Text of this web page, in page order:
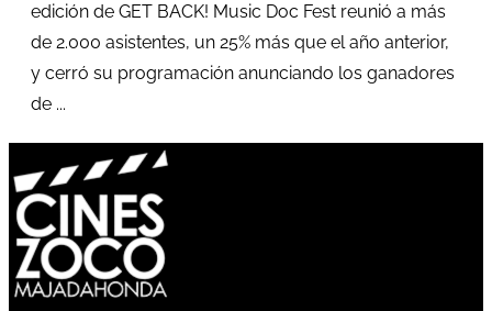
edición de GET BACK! Music Doc Fest reunió a más
de 2.000 asistentes, un 25% más que el año anterior,
y cerró su programación anunciando los ganadores
de ...